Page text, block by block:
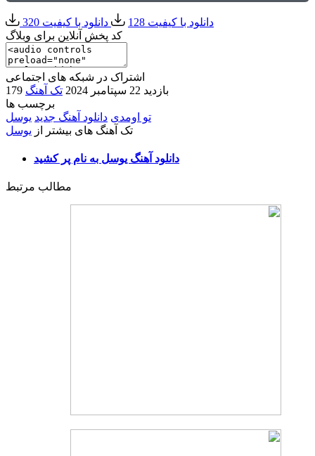
دانلود با کیفیت 128
دانلود با کیفیت 320
کد پخش آنلاین برای وبلاگ
اشتراک در شبکه های اجتماعی
179 بازدید 22 سپتامبر 2024
تک آهنگ
برچسب ها
تو اومدی دانلود آهنگ جدید یوسل
تک آهنگ های بیشتر از یوسل
دانلود آهنگ یوسل به نام پر کشید
مطالب مرتبط